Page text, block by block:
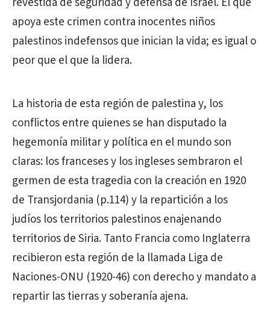
apoya este crimen contra inocentes niños
palestinos indefensos que inician la vida; es igual o
peor que el que la lidera.
La historia de esta región de palestina y, los
conflictos entre quienes se han disputado la
hegemonía militar y política en el mundo son
claras: los franceses y los ingleses sembraron el
germen de esta tragedia con la creación en 1920
de Transjordania (p.114) y la repartición a los
judíos los territorios palestinos enajenando
territorios de Siria. Tanto Francia como Inglaterra
recibieron esta región de la llamada Liga de
Naciones-ONU (1920-46) con derecho y mandato a
repartir las tierras y soberanía ajena.